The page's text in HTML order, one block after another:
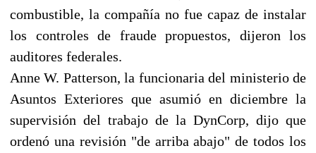
combustible, la compañía no fue capaz de instalar
los controles de fraude propuestos, dijeron los
auditores federales.
Anne W. Patterson, la funcionaria del ministerio de
Asuntos Exteriores que asumió en diciembre la
supervisión del trabajo de la DynCorp, dijo que
ordenó una revisión "de arriba abajo" de todos los